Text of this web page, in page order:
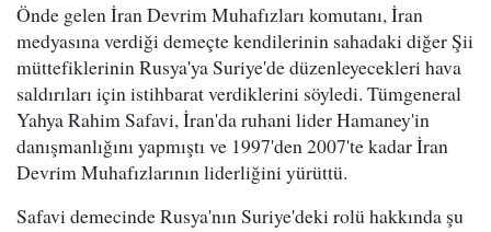
Önde gelen İran Devrim Muhafızları komutanı, İran
medyasına verdiği demeçte kendilerinin sahadaki diğer Şii
müttefiklerinin Rusya'ya Suriye'de düzenleyecekleri hava
saldırıları için istihbarat verdiklerini söyledi. Tümgeneral
Yahya Rahim Safavi, İran'da ruhani lider Hamaney'in
danışmanlığını yapmıştı ve 1997'den 2007'te kadar İran
Devrim Muhafızlarının liderliğini yürüttü.
Safavi demecinde Rusya'nın Suriye'deki rolü hakkında şu